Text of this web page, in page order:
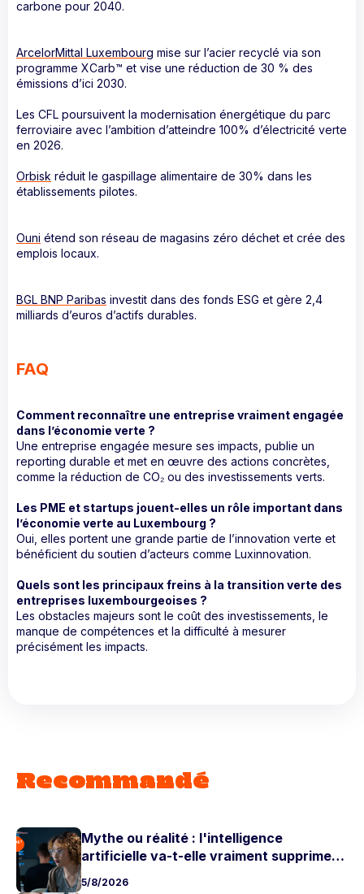
carbone pour 2040.
ArcelorMittal Luxembourg mise sur l’acier recyclé via son
programme XCarb™ et vise une réduction de 30 % des
émissions d’ici 2030.
Les CFL poursuivent la modernisation énergétique du parc
ferroviaire avec l’ambition d’atteindre 100% d’électricité verte
en 2026.
Orbisk réduit le gaspillage alimentaire de 30% dans les
établissements pilotes.
Ouni étend son réseau de magasins zéro déchet et crée des
emplois locaux.
BGL BNP Paribas investit dans des fonds ESG et gère 2,4
milliards d’euros d’actifs durables.
FAQ
Comment reconnaître une entreprise vraiment engagée
dans l’économie verte ?
Une entreprise engagée mesure ses impacts, publie un
reporting durable et met en œuvre des actions concrètes,
comme la réduction de CO₂ ou des investissements verts.
Les PME et startups jouent-elles un rôle important dans
l’économie verte au Luxembourg ?
Oui, elles portent une grande partie de l’innovation verte et
bénéficient du soutien d’acteurs comme Luxinnovation.
Quels sont les principaux freins à la transition verte des
entreprises luxembourgeoises ?
Les obstacles majeurs sont le coût des investissements, le
manque de compétences et la difficulté à mesurer
précisément les impacts.
Recommandé
Mythe ou réalité : l'intelligence
artificielle va-t-elle vraiment supprimer
les postes juniors ?
5/8/2026